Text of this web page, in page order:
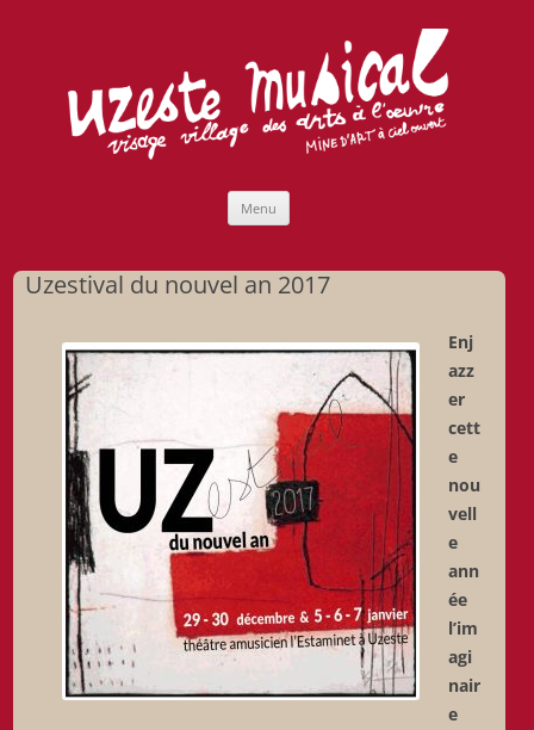
Menu
Uzestival du nouvel an 2017
Enj
azz
er
cett
e
nou
vell
e
ann
ée
l’im
agi
nair
e